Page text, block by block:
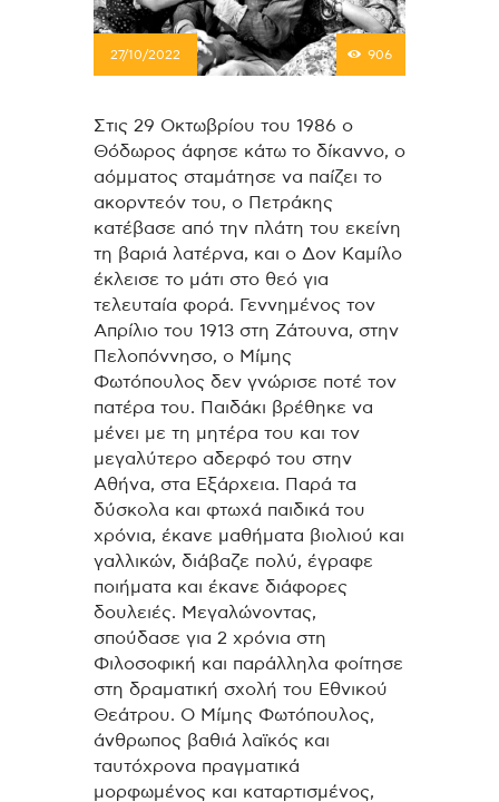
27/10/2022 906
Στις 29 Οκτωβρίου του 1986 ο
Θόδωρος άφησε κάτω το δίκαννο, ο
αόμματος σταμάτησε να παίζει το
ακορντεόν του, ο Πετράκης
κατέβασε από την πλάτη του εκείνη
τη βαριά λατέρνα, και ο Δον Καμίλο
έκλεισε το μάτι στο θεό για
τελευταία φορά. Γεννημένος τον
Απρίλιο του 1913 στη Ζάτουνα, στην
Πελοπόννησο, ο Μίμης
Φωτόπουλος δεν γνώρισε ποτέ τον
πατέρα του. Παιδάκι βρέθηκε να
μένει με τη μητέρα του και τον
μεγαλύτερο αδερφό του στην
Αθήνα, στα Εξάρχεια. Παρά τα
δύσκολα και φτωχά παιδικά του
χρόνια, έκανε μαθήματα βιολιού και
γαλλικών, διάβαζε πολύ, έγραφε
ποιήματα και έκανε διάφορες
δουλειές. Μεγαλώνοντας,
σπούδασε για 2 χρόνια στη
Φιλοσοφική και παράλληλα φοίτησε
στη δραματική σχολή του Εθνικού
Θεάτρου. Ο Μίμης Φωτόπουλος,
άνθρωπος βαθιά λαϊκός και
ταυτόχρονα πραγματικά
μορφωμένος και καταρτισμένος,